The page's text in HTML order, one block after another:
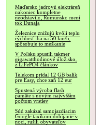
Maďarsko jadrovú elektráreň
nakoniec kompletne
neodstavilo, Rumunsko mení
tok Dunaja
Železnice znižujú kvôli teplu
rýchlosť iba na 50 km/h,
spôsobuje to meškanie
V Poľsku spustili takmer
gigawatthodinové úložisko,
z LiFePO4 článkov
Telekom pridal 12 GB balík
pre Easy, chce zaň 12 eur
Spustená výroba flash
pamäte s novým najvyšším
počtom vrstiev
Súd zakázal samojazdiacim
Google taxíkom dobíjanie v
noci, rušili obyvateľov